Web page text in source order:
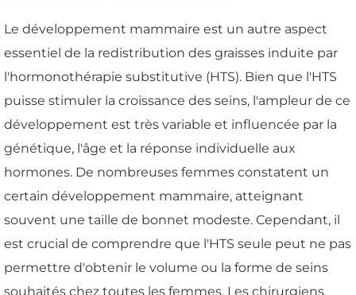
Le développement mammaire est un autre aspect
essentiel de la redistribution des graisses induite par
l'hormonothérapie substitutive (HTS). Bien que l'HTS
puisse stimuler la croissance des seins, l'ampleur de ce
développement est très variable et influencée par la
génétique, l'âge et la réponse individuelle aux
hormones. De nombreuses femmes constatent un
certain développement mammaire, atteignant
souvent une taille de bonnet modeste. Cependant, il
est crucial de comprendre que l'HTS seule peut ne pas
permettre d'obtenir le volume ou la forme de seins
souhaités chez toutes les femmes. Les chirurgiens